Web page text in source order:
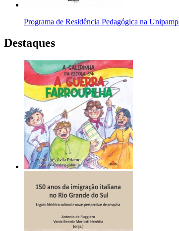
Programa de Residência Pedagógica na
Destaques